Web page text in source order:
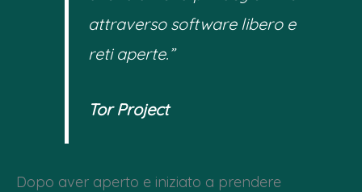
attraverso software libero e
reti aperte.”
Tor Project
Dopo aver aperto e iniziato a prendere